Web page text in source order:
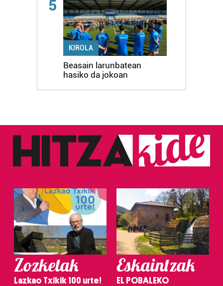
5
KIROLA
Beasain larunbatean
hasiko da jokoan
Zozketak
Lazkao Txikik 100 urte!
Eskaintzak
EL POBALEKO